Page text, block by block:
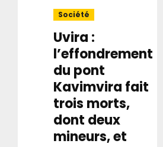
Société
Uvira :
l’effondrement
du pont
Kavimvira fait
trois morts,
dont deux
mineurs, et